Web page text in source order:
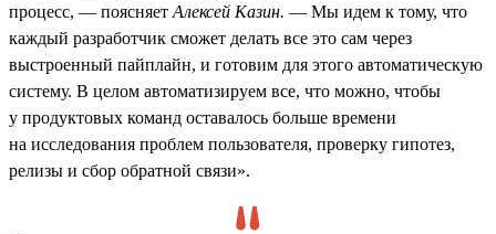
процесс, — поясняет Алексей Казин. — Мы идем к тому, что
каждый разработчик сможет делать все это сам через
выстроенный пайплайн, и готовим для этого автоматическую
систему. В целом автоматизируем все, что можно, чтобы
у продуктовых команд оставалось больше времени
на исследования проблем пользователя, проверку гипотез,
релизы и сбор обратной связи».